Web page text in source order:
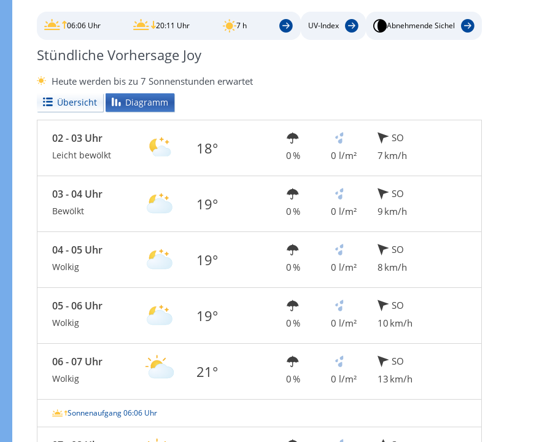
06:06 Uhr 20:11 Uhr 7 h UV-Index Abnehmende Sichel
Stündliche Vorhersage Joy
Heute werden bis zu 7 Sonnenstunden erwartet
Übersicht Diagramm
02 - 03 Uhr
Leicht bewölkt 18° 0 % 0 l/m²
SO
7 km/h
03 - 04 Uhr
Bewölkt 19° 0 % 0 l/m²
SO
9 km/h
04 - 05 Uhr
Wolkig 19° 0 % 0 l/m²
SO
8 km/h
05 - 06 Uhr
Wolkig 19° 0 % 0 l/m²
SO
10 km/h
06 - 07 Uhr
Wolkig 21° 0 % 0 l/m²
SO
13 km/h
Sonnenaufgang 06:06 Uhr